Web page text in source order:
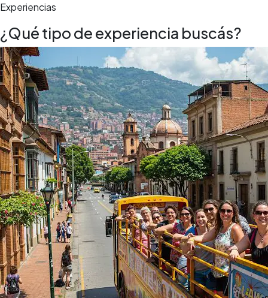
5,0(5)
4 h
Experiencias
¿Qué tipo de experiencia buscás?